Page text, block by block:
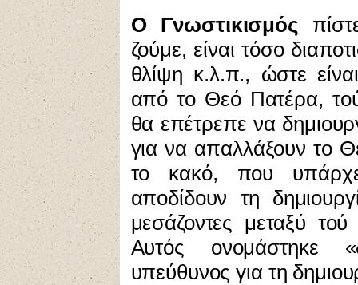
Ο Γνωστικισμός
ζούμε, είναι τόσο
θλίψη κ.λ.π., ώστε
από το Θεό Πατέρα,
θα επέτρεπε να
για να απαλλάξουν το
το κακό, που
αποδίδουν τη
μεσάζοντες μεταξύ
Αυτός ονομάστηκε
υπεύθυνος για τη